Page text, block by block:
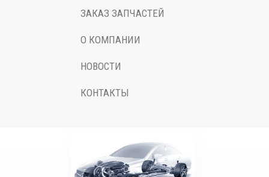
Маяковского 115А
ЗАКАЗ ЗАПЧАСТЕЙ
О КОМПАНИИ
НОВОСТИ
КОНТАКТЫ